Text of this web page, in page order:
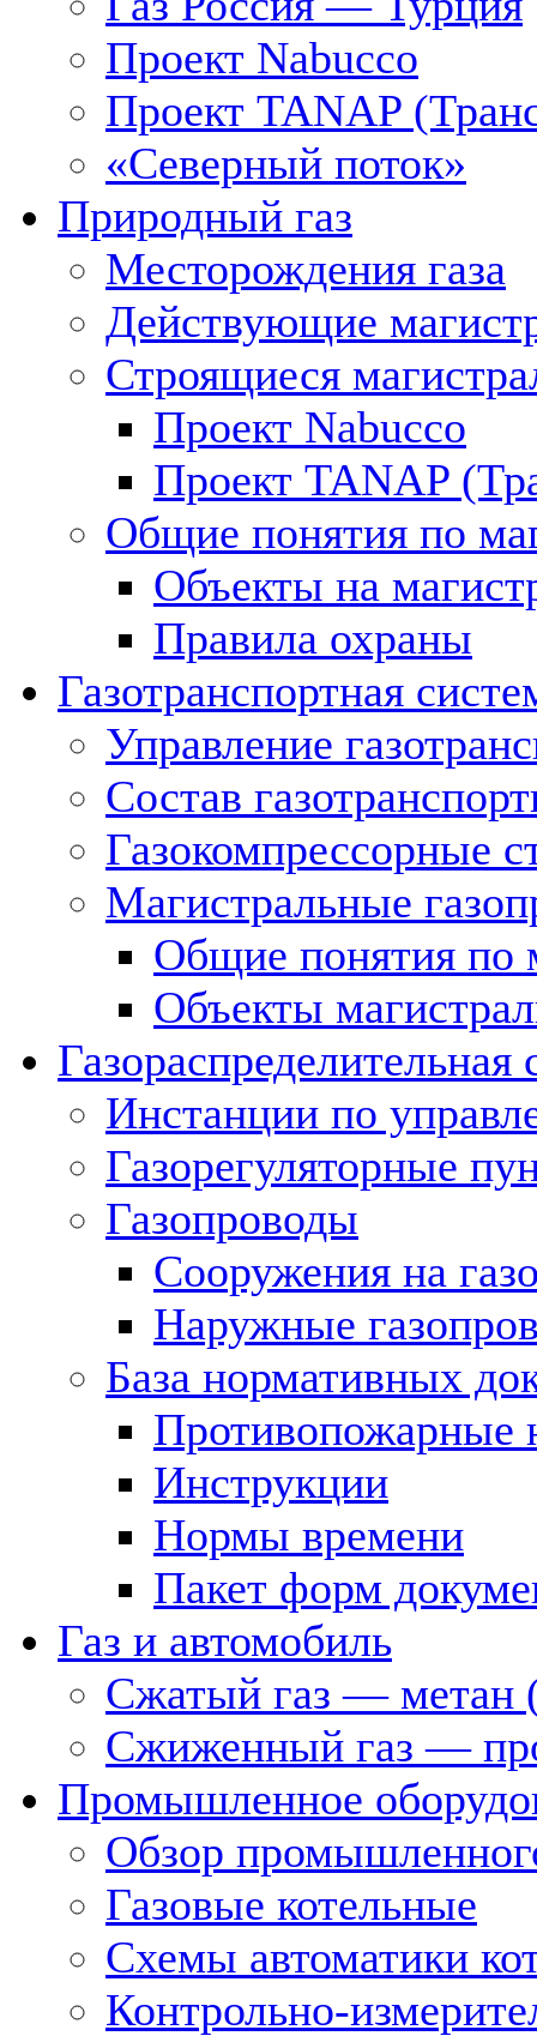
Проект Nabucco
Проект TANAP
«Северный поток»
Природный газ
Месторождения газа
Действующие
Строящиеся
Проект Nabucco
Проект TANAP
Общие понятия по
Объекты на
Правила охраны
Газотранспортная
Управление
Состав
Газокомпрессорные
Магистральные
Общие понятия по
Объекты
Газораспределительная
Инстанции по
Газорегуляторные
Газопроводы
Сооружения на
Наружные
База нормативных
Противопожарные
Инструкции
Нормы времени
Пакет форм
Газ и автомобиль
Сжатый газ — метан
Сжиженный газ —
Промышленное
Обзор
Газовые котельные
Схемы автоматики
Контрольно-